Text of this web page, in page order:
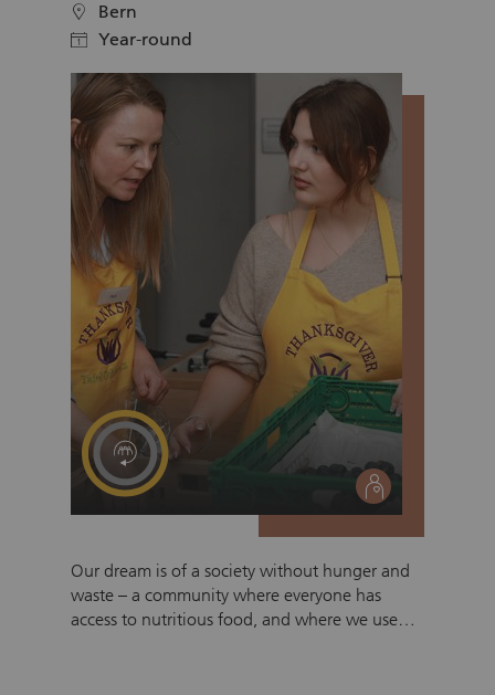
location Bern
calendar Year-round
social
Our dream is of a society without hunger and
waste – a community where everyone has
access to nutritious food, and where we use